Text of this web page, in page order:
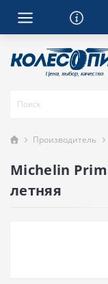
Производитель
Michelin
летняя